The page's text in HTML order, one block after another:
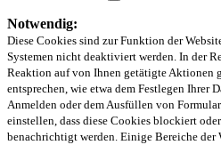
Notwendig:
Diese Cookies sind zur Funktion der
Systemen nicht deaktiviert werden. In der
Reaktion auf von Ihnen getätigte Aktionen
entsprechen, wie etwa dem Festlegen Ihrer
Anmelden oder dem Ausfüllen von
einstellen, dass diese Cookies blockiert
benachrichtigt werden. Einige Bereiche der